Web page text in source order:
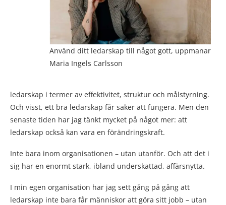
Använd ditt ledarskap till något gott, uppmanar
Maria Ingels Carlsson
ledarskap i termer av effektivitet, struktur och målstyrning.
Och visst, ett bra ledarskap får saker att fungera. Men den
senaste tiden har jag tänkt mycket på något mer: att
ledarskap också kan vara en förändringskraft.
Inte bara inom organisationen – utan utanför. Och att det i
sig har en enormt stark, ibland underskattad, affärsnytta.
I min egen organisation har jag sett gång på gång att
ledarskap inte bara får människor att göra sitt jobb – utan